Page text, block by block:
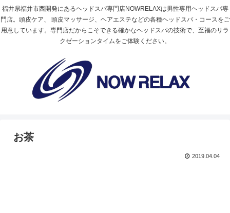
福井県福井市西開発にあるヘッドスパ専門店NOWRELAXは男性専用ヘッドスパ専
門店。頭皮ケア、 頭皮マッサージ、ヘアエステなどの各種ヘッドスパ・コースをご
用意しています。専門店だからこそできる確かなヘッドスパの技術で、至福のリラ
クゼーションタイムをご体験ください。
お茶
2019.04.04